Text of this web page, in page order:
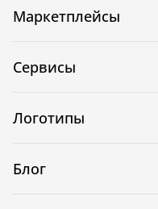
Маркетплейсы
Сервисы
Логотипы
Блог